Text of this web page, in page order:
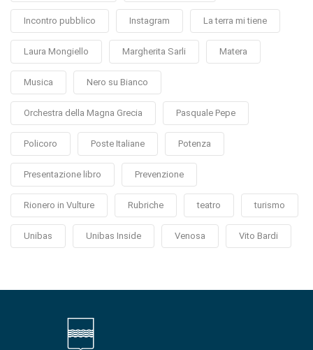
Incontro pubblico Instagram La terra mi tiene
Laura Mongiello Margherita Sarli Matera
Musica Nero su Bianco
Orchestra della Magna Grecia Pasquale Pepe
Policoro Poste Italiane Potenza
Presentazione libro Prevenzione
Rionero in Vulture Rubriche teatro turismo
Unibas Unibas Inside Venosa Vito Bardi